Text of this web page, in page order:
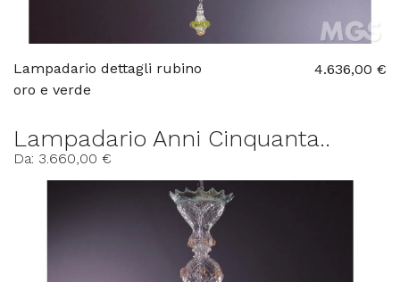
Lampadario dettagli rubino
oro e verde
4.636,00 €
Lampadario Anni Cinquanta..
Da: 3.660,00 €